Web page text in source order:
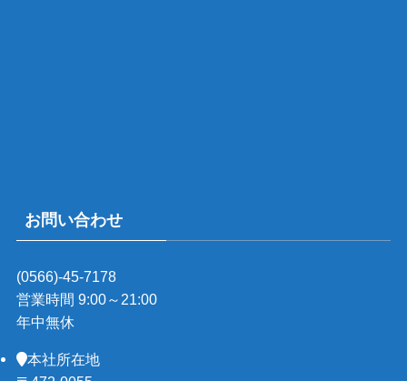
お問い合わせ
(0566)-45-7178
営業時間 9:00～21:00
年中無休
本社所在地